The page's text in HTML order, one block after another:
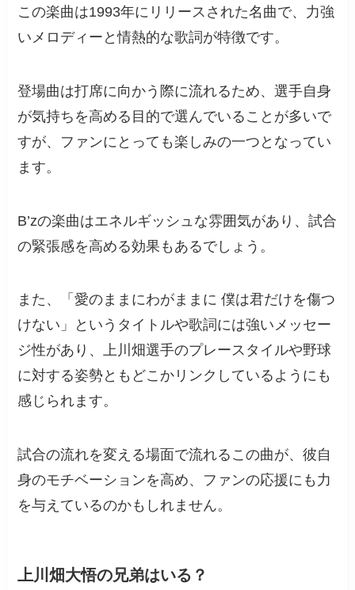
この楽曲は1993年にリリースされた名曲で、力強
いメロディーと情熱的な歌詞が特徴です。
登場曲は打席に向かう際に流れるため、選手自身
が気持ちを高める目的で選んでいることが多いで
すが、ファンにとっても楽しみの一つとなってい
ます。
B’zの楽曲はエネルギッシュな雰囲気があり、試合
の緊張感を高める効果もあるでしょう。
また、「愛のままにわがままに 僕は君だけを傷つ
けない」というタイトルや歌詞には強いメッセー
ジ性があり、上川畑選手のプレースタイルや野球
に対する姿勢ともどこかリンクしているようにも
感じられます。
試合の流れを変える場面で流れるこの曲が、彼自
身のモチベーションを高め、ファンの応援にも力
を与えているのかもしれません。
上川畑大悟の兄弟はいる？